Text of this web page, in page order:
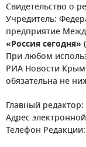
Свидетельство о
Учредитель:
предприятие
«Россия сегодня»
При любом
РИА Новости
обязательна не
Главный редактор:
Адрес
Телефон Редакции: